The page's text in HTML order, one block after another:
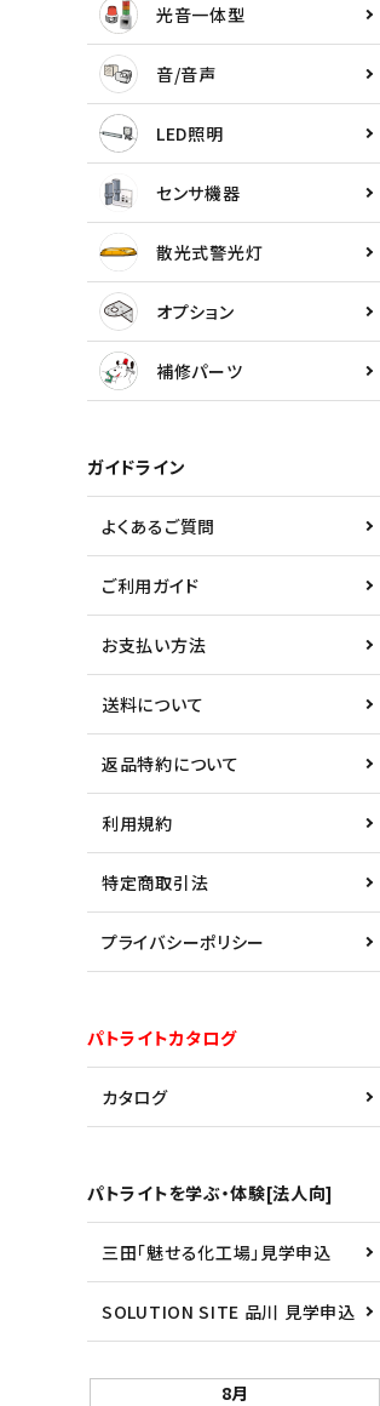
センサ機器
散光式警光灯
オプション
補修パーツ
製品選定の仕方
ガイドライン
光音一体型
音/音声
LED照明
センサ機器
散光式警光灯
オプション
補修パーツ
ガイドライン
よくあるご質問
ご利用ガイド
お支払い方法
送料について
返品特約について
利用規約
特定商取引法
プライバシーポリシー
パトライトカタログ
カタログ
パトライトを学ぶ・体験[法人向]
三田「魅せる化工場」見学申込
SOLUTION SITE 品川 見学申込
8月